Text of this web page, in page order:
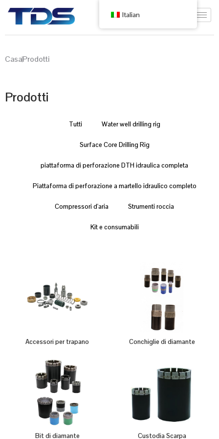
CasaProdotti
Prodotti
Tutti Water well drilling rig
Surface Core Drilling Rig
piattaforma di perforazione DTH idraulica completa
Piattaforma di perforazione a martello idraulico completo
Compressori d'aria Strumenti roccia
Kit e consumabili
Accessori per trapano Conchiglie di diamante
Bit di diamante Custodia Scarpa
Italian